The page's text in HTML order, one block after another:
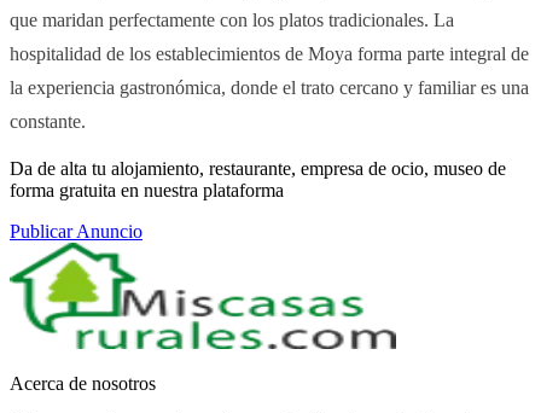
que maridan perfectamente con los platos tradicionales. La
hospitalidad de los establecimientos de Moya forma parte integral de
la experiencia gastronómica, donde el trato cercano y familiar es una
constante.
Da de alta tu alojamiento, restaurante, empresa de ocio, museo de
forma gratuita en nuestra plataforma
Publicar Anuncio
Acerca de nosotros